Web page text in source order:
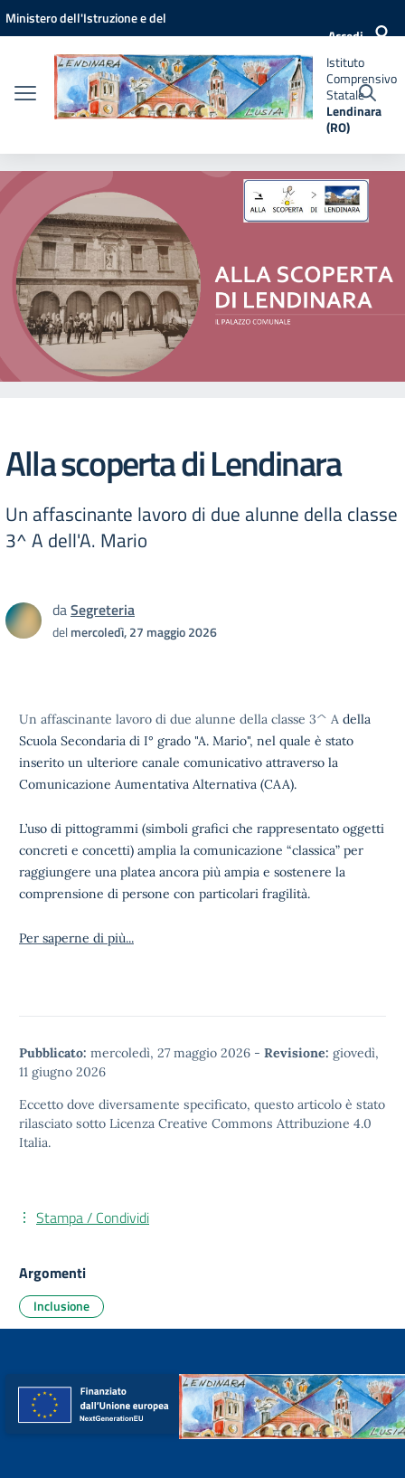
Vai ai contenuti
Vai al menu di navigazione
Vai al footer
Ministero dell'Istruzione e del
Accedi
Istituto
Comprensivo
Lendinara
(RO)
Istituto
Comprensivo
Statale
Lendinara
(RO)
Alla scoperta di Lendinara
Un affascinante lavoro di due alunne della classe
3^ A dell'A. Mario
daSegreteria
delmercoledì, 27 maggio 2026
Un affascinante lavoro di due alunne della classe 3^ A della
Scuola Secondaria di I° grado "A. Mario", nel quale è stato
inserito un ulteriore canale comunicativo attraverso la
Comunicazione Aumentativa Alternativa (CAA).
L’uso di pittogrammi (simboli grafici che rappresentato oggetti
concreti e concetti) amplia la comunicazione “classica” per
raggiungere una platea ancora più ampia e sostenere la
comprensione di persone con particolari fragilità.
Per saperne di più...
Pubblicato: mercoledì, 27 maggio 2026 - Revisione: giovedì,
11 giugno 2026
Eccetto dove diversamente specificato, questo articolo è stato
rilasciato sotto Licenza Creative Commons Attribuzione 4.0
Italia.
Stampa / Condividi
Argomenti
Inclusione